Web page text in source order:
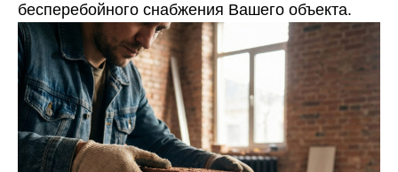
бесперебойного снабжения Вашего объекта.